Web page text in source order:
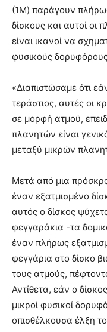
(1M) παράγουν
δίσκους και αυτοί οι
είναι ικανοί να
φυσικούς
«Διαπιστώσαμε ότι
τεράστιος, αυτές οι
σε μορφή ατμού,
πλανητών είναι
μεταξύ μικρών
Μετά από μια
έναν εξατμισμένο
αυτός ο δίσκος
φεγγαράκια -τα
έναν πλήρως
φεγγάρια στο δίσκο
τους ατμούς,
Αντίθετα, εάν ο
μικροί φυσικοί
οπισθέλκουσα έλξη